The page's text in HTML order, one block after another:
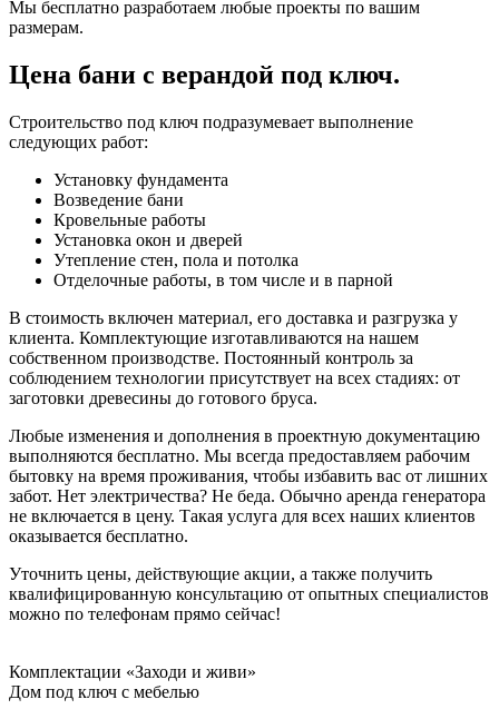
Мы бесплатно разработаем любые проекты по вашим
размерам.
Цена бани с верандой под ключ.
Строительство под ключ подразумевает выполнение
следующих работ:
Установку фундамента
Возведение бани
Кровельные работы
Установка окон и дверей
Утепление стен, пола и потолка
Отделочные работы, в том числе и в парной
В стоимость включен материал, его доставка и разгрузка у
клиента. Комплектующие изготавливаются на нашем
собственном производстве. Постоянный контроль за
соблюдением технологии присутствует на всех стадиях: от
заготовки древесины до готового бруса.
Любые изменения и дополнения в проектную документацию
выполняются бесплатно. Мы всегда предоставляем рабочим
бытовку на время проживания, чтобы избавить вас от лишних
забот. Нет электричества? Не беда. Обычно аренда генератора
не включается в цену. Такая услуга для всех наших клиентов
оказывается бесплатно.
Уточнить цены, действующие акции, а также получить
квалифицированную консультацию от опытных специалистов
можно по телефонам прямо сейчас!
Комплектации «Заходи и живи»
Дом под ключ с мебелью